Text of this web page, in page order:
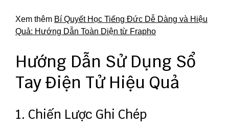
Xem thêm Bí Quyết Học Tiếng Đức Dễ Dàng và Hiệu
Quả: Hướng Dẫn Toàn Diện từ Frapho
Hướng Dẫn Sử Dụng Sổ
Tay Điện Tử Hiệu Quả
1. Chiến Lược Ghi Chép